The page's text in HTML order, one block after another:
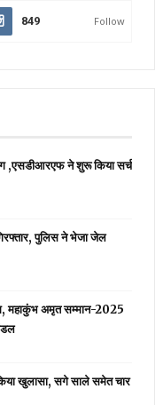
849 Follow
,एसडीआरएफ ने शुरू किया सर्च
पुलिस ने भेजा जेल
महाकुंभ अमृत सम्मान-2025
खुलासा, सगे साले समेत चार